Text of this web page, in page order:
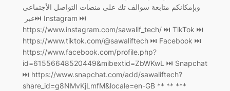
وبإمكانكم متابعة سوالف تك على منصات التواصل الأجتماعي
عبر ‏⏭ Instagram ⏭
https://www.instagram.com/sawalif_tech/ ‏⏭ TikTok ⏭
https://www.tiktok.com/@sawaliftech ‏⏭ Facebook ⏭
https://www.facebook.com/profile.php?
id=61556648520449&mibextid=ZbWKwL ‏⏭ Snapchat
⏭ https://www.snapchat.com/add/sawaliftech?
share_id=g8NMvKjLmfM&locale=en-GB ** ** ***